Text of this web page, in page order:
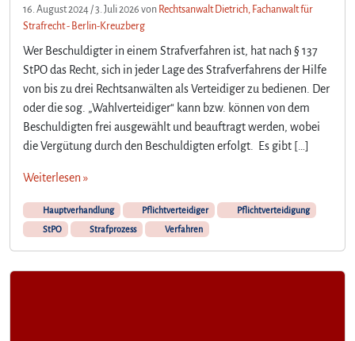
16. August 2024 /3. Juli 2026 von Rechtsanwalt Dietrich, Fachanwalt für
Strafrecht - Berlin-Kreuzberg
Wer Beschuldigter in einem Strafverfahren ist, hat nach § 137
StPO das Recht, sich in jeder Lage des Strafverfahrens der Hilfe
von bis zu drei Rechtsanwälten als Verteidiger zu bedienen. Der
oder die sog. „Wahlverteidiger“ kann bzw. können von dem
Beschuldigten frei ausgewählt und beauftragt werden, wobei
die Vergütung durch den Beschuldigten erfolgt. Es gibt […]
Weiterlesen »
Hauptverhandlung Pflichtverteidiger
Pflichtverteidigung
StPO
Strafprozess Verfahren